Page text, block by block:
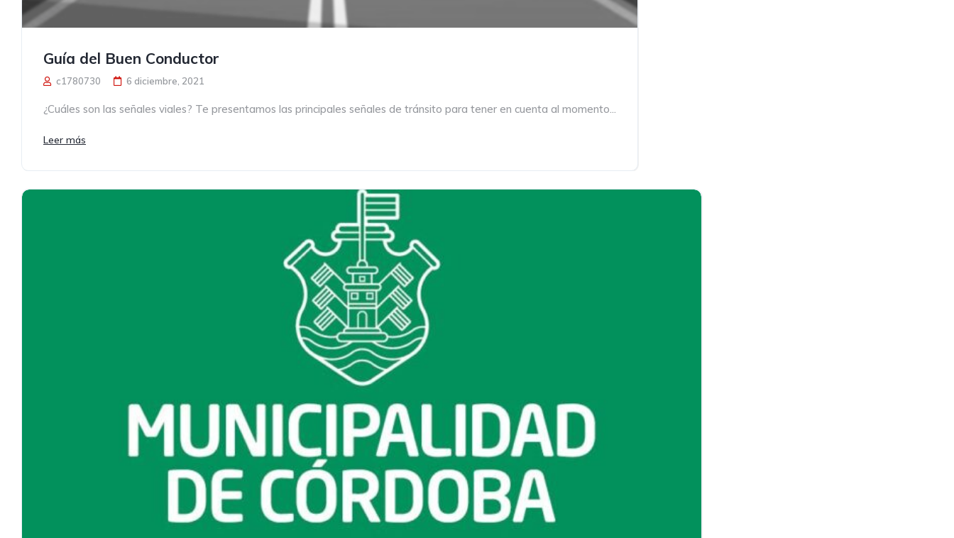
Guía del Buen Conductor
c1780730 6 diciembre, 2021
¿Cuáles son las señales viales? Te presentamos las principales señales de tránsito para tener en cuenta al momento...
Leer más